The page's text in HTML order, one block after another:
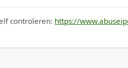
controleren: https://